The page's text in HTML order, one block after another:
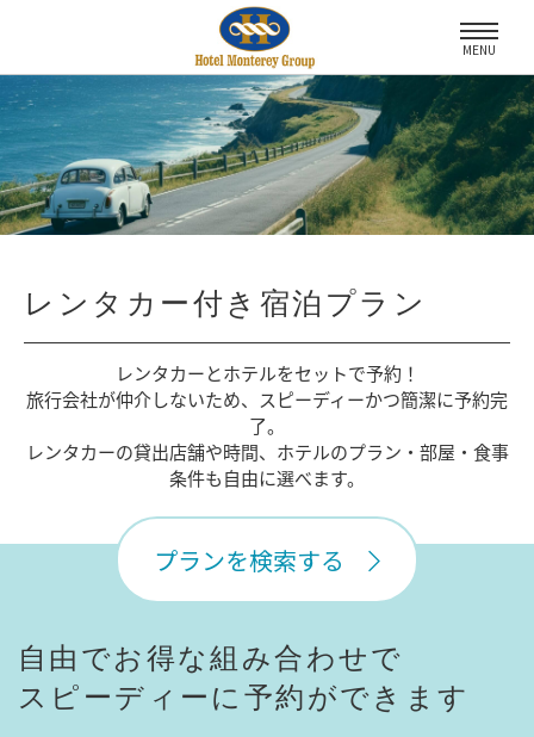
MENU
レンタカー付き宿泊プラン
レンタカーとホテルをセットで予約！
旅行会社が仲介しないため、
スピーディーかつ簡潔に予約完
了。
レンタカーの貸出店舗や時間、 ホテルのプラン・部屋・食事
条件も自由に選べます。
プランを検索する
自由でお得な組み合わせで
スピーディーに予約ができます